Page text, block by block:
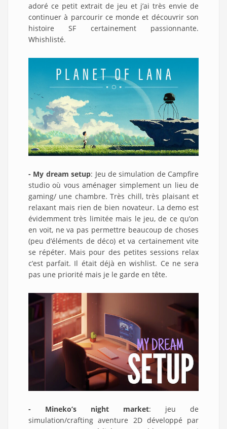
adoré ce petit extrait de jeu et j’ai très envie de
continuer à parcourir ce monde et découvrir son
histoire SF certainement passionnante.
Whishlisté.
- My dream setup: Jeu de simulation de Campfire
studio où vous aménager simplement un lieu de
gaming/ une chambre. Très chill, très plaisant et
relaxant mais rien de bien novateur. La demo est
évidemment très limitée mais le jeu, de ce qu’on
en voit, ne va pas permettre beaucoup de choses
(peu d’éléments de déco) et va certainement vite
se répéter. Mais pour des petites sessions relax
c’est parfait. Il était déjà en wishlist. Ce ne sera
pas une priorité mais je le garde en tête.
- Mineko’s night market: jeu de
simulation/crafting aventure 2D développé par